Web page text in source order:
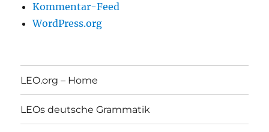
Kommentar-Feed
WordPress.org
LEO.org – Home
LEOs deutsche Grammatik